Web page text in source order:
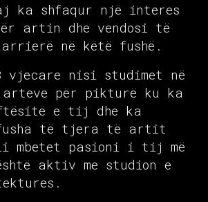
ka shfaqur një interes
artin dhe vendosi të
në këtë fushë.
vjecare nisi studimet në
arteve për pikturë ku ka
e tij dhe ka
të tjera të artit
pasioni i tij më
aktiv me studion e